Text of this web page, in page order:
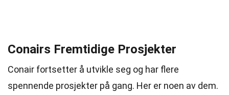
Conairs Fremtidige Prosjekter
Conair fortsetter å utvikle seg og har flere
spennende prosjekter på gang. Her er noen av dem.